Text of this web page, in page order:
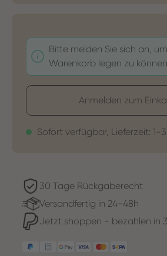
Bitte melden Sie sich an,
Warenkorb legen zu
Anmelden zum
Sofort verfügbar, Lieferzeit: 1-
30 Tage Rückgaberecht
Versandfertig in 24-48h
Jetzt shoppen - bezahlen in